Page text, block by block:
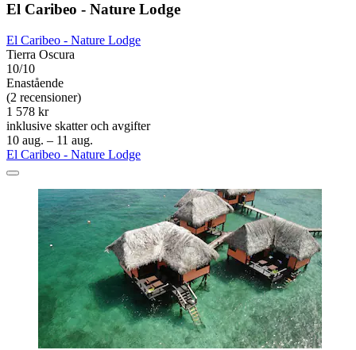
El Caribeo - Nature Lodge
El Caribeo - Nature Lodge
Tierra Oscura
10/10
Enastående
(2 recensioner)
1 578 kr
inklusive skatter och avgifter
10 aug. – 11 aug.
El Caribeo - Nature Lodge